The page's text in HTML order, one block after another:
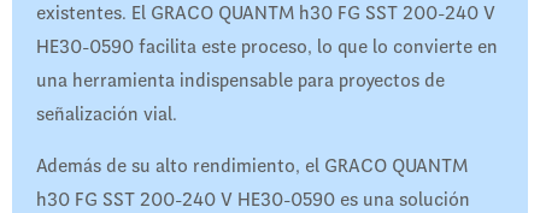
existentes. El GRACO QUANTM h30 FG SST 200-240 V
HE30-0590 facilita este proceso, lo que lo convierte en
una herramienta indispensable para proyectos de
señalización vial.
Además de su alto rendimiento, el GRACO QUANTM
h30 FG SST 200-240 V HE30-0590 es una solución